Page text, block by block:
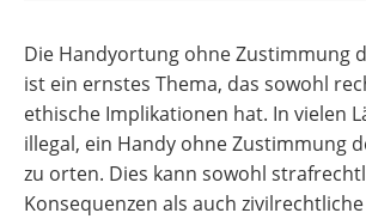
Die Handyortung ohne Zustimmung
ist ein ernstes Thema, das sowohl
ethische Implikationen hat. In vielen
illegal, ein Handy ohne Zustimmung
zu orten. Dies kann sowohl
Konsequenzen als auch zivilrechtliche